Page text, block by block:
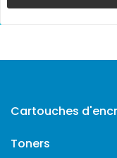
Cartouches
Toners